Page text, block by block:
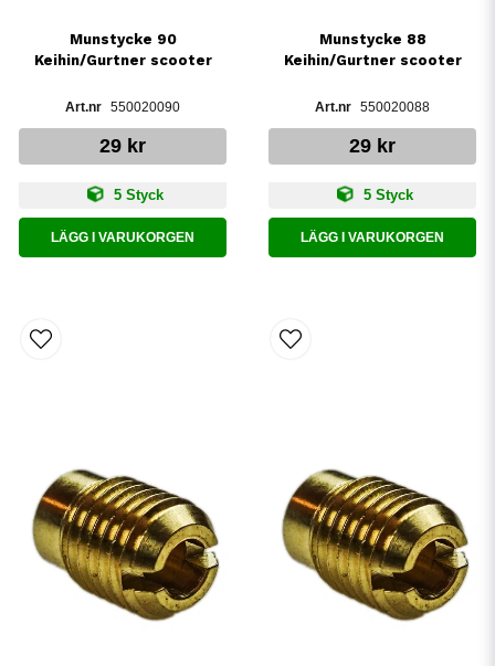
Munstycke 90
Keihin/Gurtner scooter
550020090
29 kr
5 Styck
LÄGG I VARUKORGEN
Munstycke 88
Keihin/Gurtner scooter
550020088
29 kr
5 Styck
LÄGG I VARUKORGEN